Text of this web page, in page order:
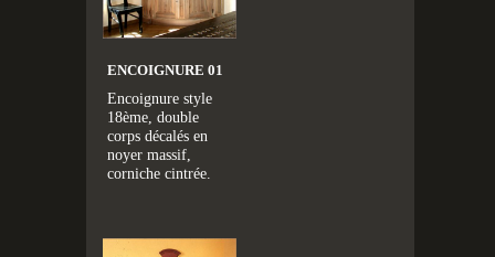
ENCOIGNURE 01
Encoignure style
18ème, double
corps décalés en
noyer massif,
corniche cintrée.